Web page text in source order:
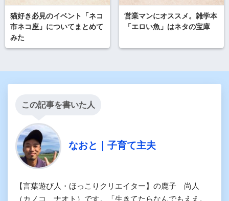
猫好き必見のイベント「ネコ
市ネコ座」についてまとめて
みた
営業マンにオススメ。雑学本
「エロい魚」はネタの宝庫
この記事を書いた人
なおと｜子育て主夫
【言葉遊び人・ほっこりクリエイター】の鹿子 尚人
（カノコ ナオト）です。「生きてたらなんでもええ。